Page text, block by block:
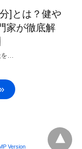
]とは？健や
家が徹底解
…
Version